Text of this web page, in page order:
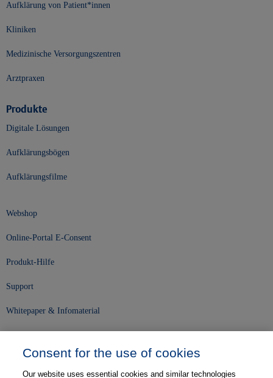
Aufklärung von Patient*innen
Kliniken
Medizinische Versorgungszentren
Arztpraxen
Produkte
Digitale Lösungen
Aufklärungsbögen
Aufklärungsfilme
Webshop
Online-Portal E-Consent
Produkt-Hilfe
Support
Whitepaper & Infomaterial
Consent for the use of cookies
Our website uses essential cookies and similar technologies